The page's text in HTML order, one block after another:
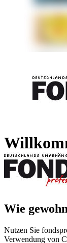
Wie
Nutzen Sie
Verwendung von